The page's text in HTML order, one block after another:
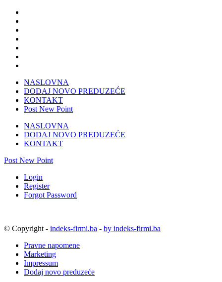
NASLOVNA
DODAJ NOVO PREDUZEĆE
KONTAKT
Post New Point
NASLOVNA
DODAJ NOVO PREDUZEĆE
KONTAKT
Post New Point
Login
Register
Forgot Password
© Copyright - indeks-firmi.ba - by indeks-firmi.ba
Pravne napomene
Marketing
Impressum
Dodaj novo preduzeće